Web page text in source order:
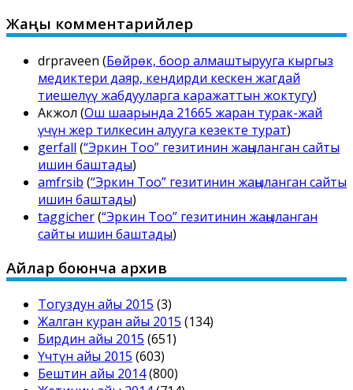
Жаңы комментарийлер
drpraveen (Бөйрөк, боор алмаштырууга кыргыз
медиктери даяр, кендирди кескен жагдай
тиешелүү жабдууларга каражаттын жоктугу)
Акжол (Ош шаарында 21665 жаран турак-жай
үчүн жер тилкесин алууга кезекте турат)
gerfall (“Эркин Тоо” гезитинин жаңыланган сайты
ишин баштады)
amfrsib (“Эркин Тоо” гезитинин жаңыланган сайты
ишин баштады)
taggicher(“Эркин Тоо” гезитинин жаңыланган
сайты ишин баштады)
Айлар боюнча архив
Тогуздун айы 2015 (3)
Жалган куран айы 2015 (134)
Бирдин айы 2015 (651)
Үчтүн айы 2015 (603)
Бештин айы 2014(800)